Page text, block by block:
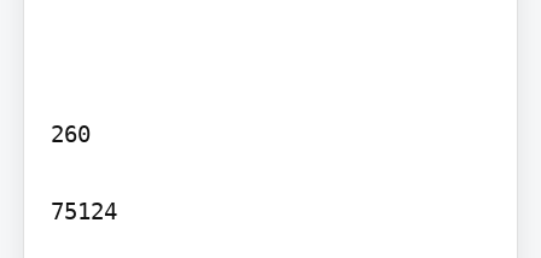
260
75124